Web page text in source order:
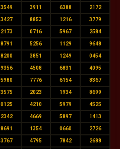
3549 3911 6388 2172
3427 8853 1216 3779
2173 0716 5967 2584
8791 5256 1129 9648
8200 3851 1249 0454
9356 4508 6831 4095
5980 7776 6154 8367
3575 2023 1934 8699
0125 4210 5979 4525
2342 4669 5897 1413
8691 1354 0660 2726
3767 4795 7842 2688